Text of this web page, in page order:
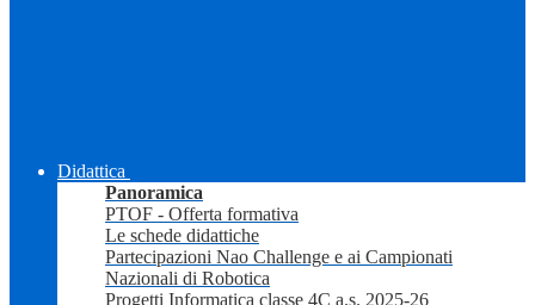
Didattica
Panoramica
PTOF - Offerta formativa
Le schede didattiche
Partecipazioni Nao Challenge e ai Campionati
Nazionali di Robotica
Progetti Informatica classe 4C a.s. 2025-26